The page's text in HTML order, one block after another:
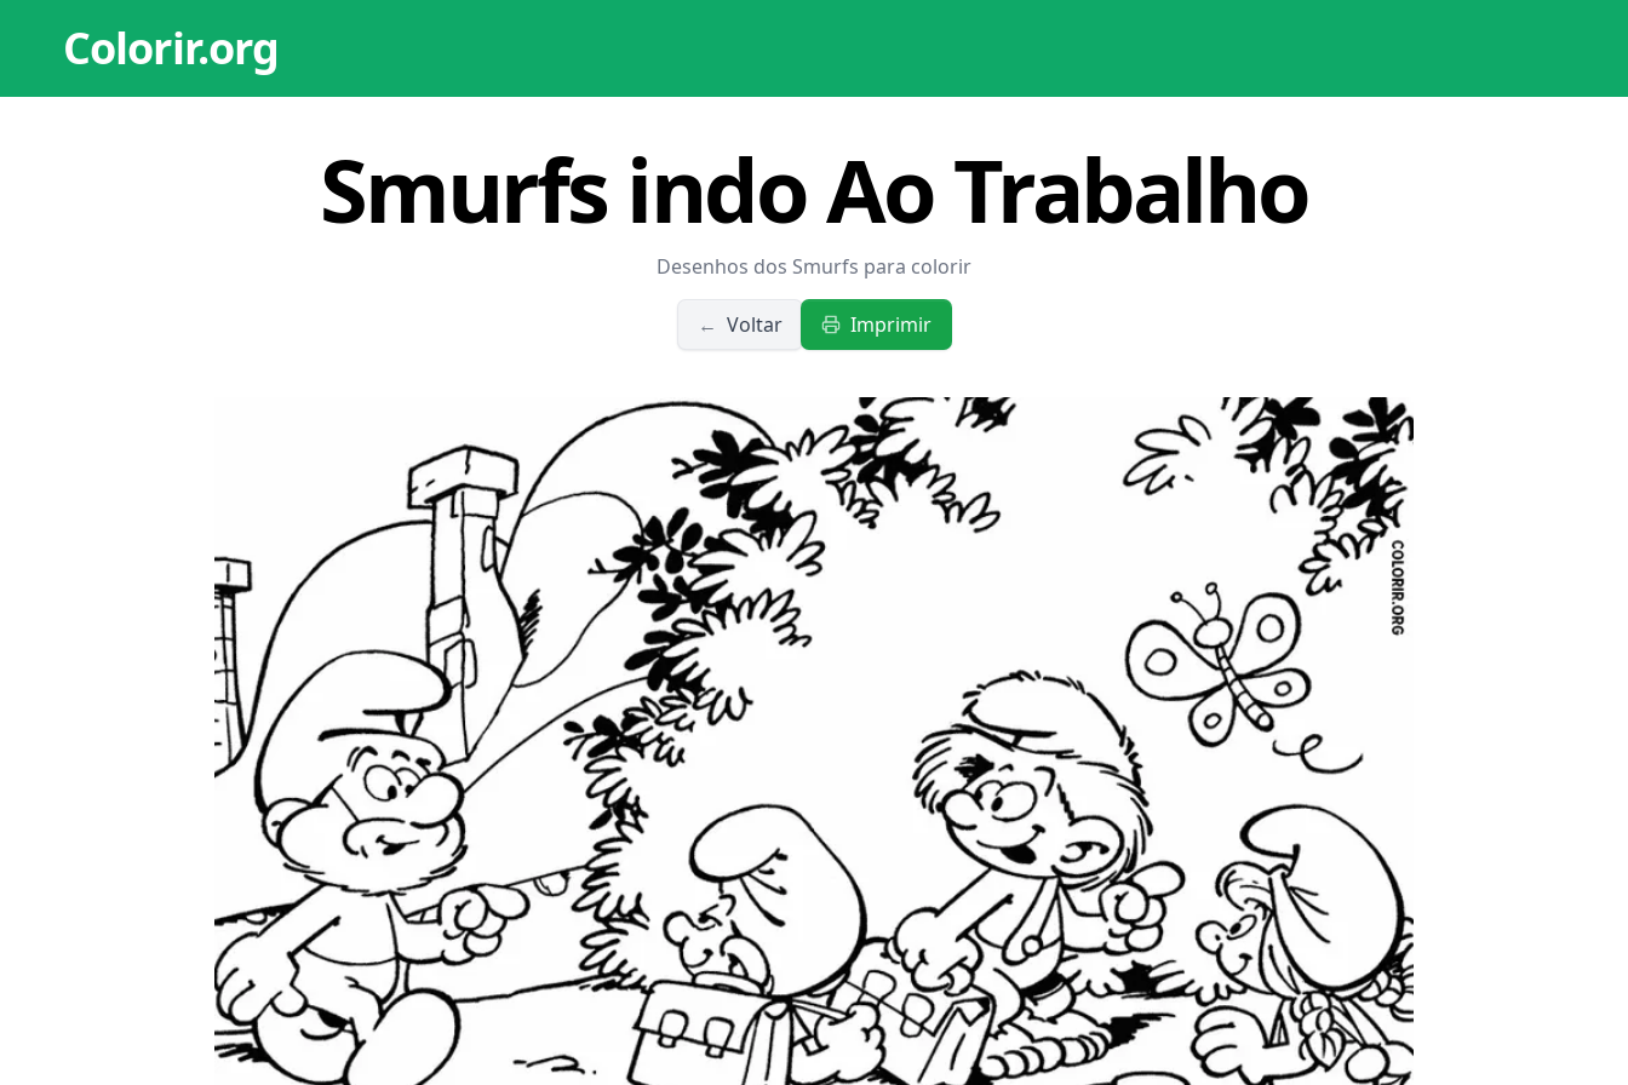
Colorir.org
Smurfs indo Ao Trabalho
Desenhos dos Smurfs para colorir
← Voltar Imprimir